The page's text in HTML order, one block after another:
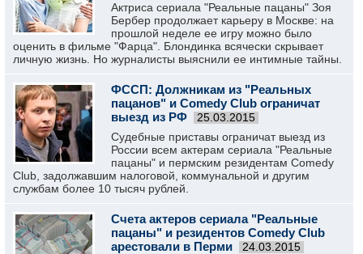
Актриса сериала "Реальные пацаны" Зоя
Бербер продолжает карьеру в Москве: на
прошлой неделе ее игру можно было
оценить в фильме "Фарца". Блондинка всячески скрывает
личную жизнь. Но журналисты выяснили ее интимные тайны.
ФССП: Должникам из "Реальных
пацанов" и Comedy Club ограничат
выезд из РФ
25.03.2015
Судебные приставы ограничат выезд из
России всем актерам сериала "Реальные
пацаны" и пермским резидентам Comedy
Club, задолжавшим налоговой, коммунальной и другим
службам более 10 тысяч рублей.
Счета актеров сериала "Реальные
пацаны" и резидентов Comedy Club
арестовали в Перми
24.03.2015